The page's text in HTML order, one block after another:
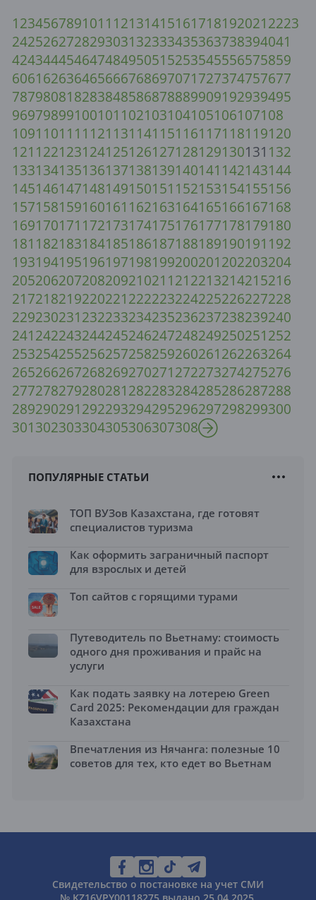
1234567891011 121314151617181920212223
242526272829303132333435363738394041
424344454647484950515253545556575859
606162636465666768697071727374757677
787980818283848586878889909192939495
96979899100101 102103104105106107108
109110111 112113114115116117118119120
121 122123124125126127128129130131 132
133134135136137138139140141 142143144
145146147148149150151 152153154155156
157158159160161 162163164165166167168
169170171 172173174175176177178179180
181 182183184185186187188189190191 192
193194195196197198199200201202203204
205206207208209210211212213214215216
217218219220221222223224225226227228
229230231232233234235236237238239240
241242243244245246247248249250251252
253254255256257258259260261262263264
265266267268269270271272273274275276
277278279280281282283284285286287288
289290291292293294295296297298299300
301302303304305306307308
ПОПУЛЯРНЫЕ СТАТЬИ
ТОП ВУЗов Казахстана, где готовят
специалистов туризма
Как оформить заграничный паспорт
для взрослых и детей
Топ сайтов с горящими турами
Путеводитель по Вьетнаму: стоимость
одного дня проживания и прайс на
услуги
Как подать заявку на лотерею Green
Card 2025: Рекомендации для граждан
Казахстана
Впечатления из Нячанга: полезные 10
советов для тех, кто едет во Вьетнам
Свидетельство о постановке на учет СМИ